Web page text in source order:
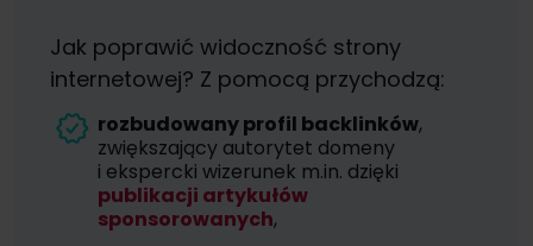
Jak poprawić widoczność strony
internetowej? Z pomocą przychodzą:
rozbudowany profil backlinków,
zwiększający autorytet domeny
i ekspercki wizerunek m.in. dzięki
publikacji artykułów
sponsorowanych,